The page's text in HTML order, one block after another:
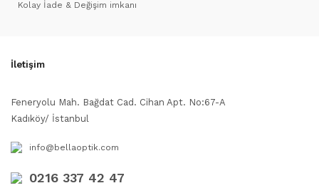
Kolay İade & Değişim imkanı
İletişim
Feneryolu Mah. Bağdat Cad. Cihan Apt. No:67-A
Kadıköy/ İstanbul
info@bellaoptik.com
0216 337 42 47